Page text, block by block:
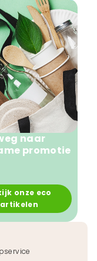
naar
promotie
onze eco
artikelen